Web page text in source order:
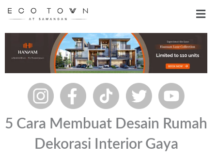
5 Cara Membuat Desain Rumah
Dekorasi Interior Gaya